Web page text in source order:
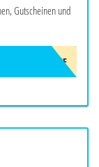
Gutscheinen und
AFF5OFF